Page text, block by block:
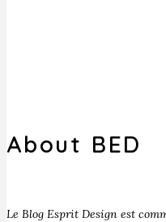
About BED
Le Blog Esprit Design est